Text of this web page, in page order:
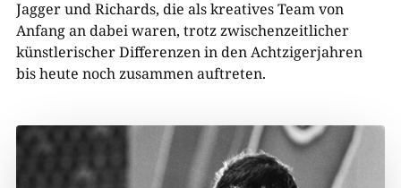
Jagger und Richards, die als kreatives Team von
Anfang an dabei waren, trotz zwischenzeitlicher
künstlerischer Differenzen in den Achtzigerjahren
bis heute noch zusammen auftreten.